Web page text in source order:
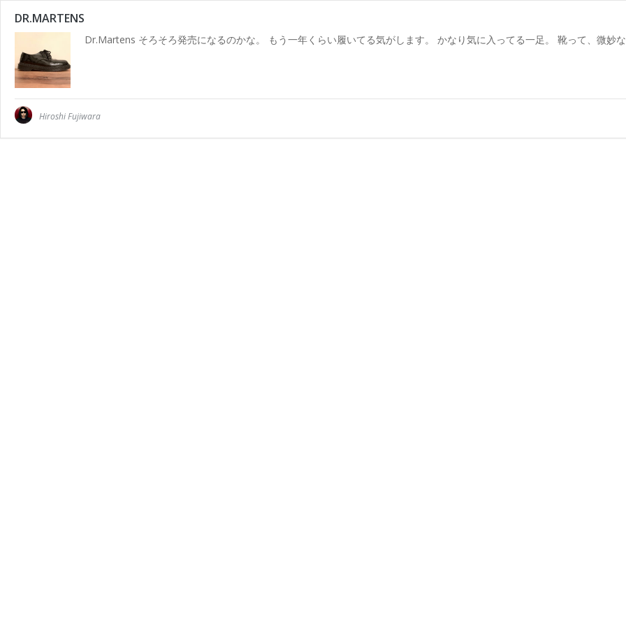
DR.MARTENS
Dr.Martens そろそろ発売になるのかな。 もう一年くらい履いてる気がします。 かなり気に入ってる一足。 靴って、微妙
Hiroshi Fujiwara